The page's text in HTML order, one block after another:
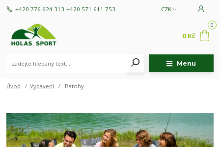
Menu
CZK
+420 776 624 313 +420 571 611 753
0
0 Kč
Úvod Vybavení Batohy